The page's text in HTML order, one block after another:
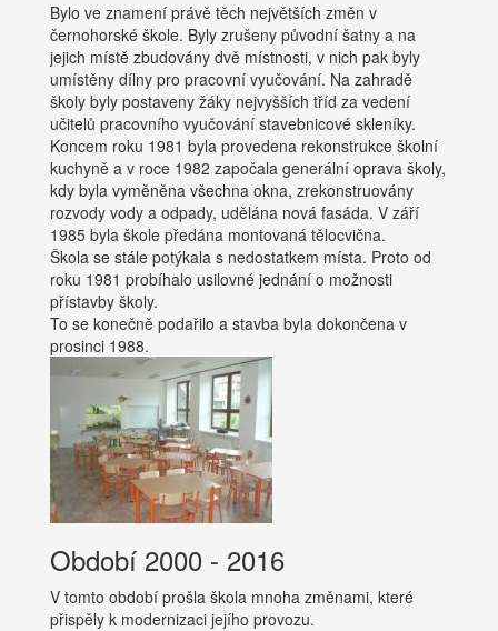
Bylo ve znamení právě těch největších změn v
černohorské škole. Byly zrušeny původní šatny a na
jejich místě zbudovány dvě místnosti, v nich pak byly
umístěny dílny pro pracovní vyučování. Na zahradě
školy byly postaveny žáky nejvyšších tříd za vedení
učitelů pracovního vyučování stavebnicové skleníky.
Koncem roku 1981 byla provedena rekonstrukce školní
kuchyně a v roce 1982 započala generální oprava školy,
kdy byla vyměněna všechna okna, zrekonstruovány
rozvody vody a odpady, udělána nová fasáda. V září
1985 byla škole předána montovaná tělocvična.
Škola se stále potýkala s nedostatkem místa. Proto od
roku 1981 probíhalo usilovné jednání o možnosti
přístavby školy.
To se konečně podařilo a stavba byla dokončena v
prosinci 1988.
Období 2000 - 2016
V tomto období prošla škola mnoha změnami, které
přispěly k modernizaci jejího provozu.